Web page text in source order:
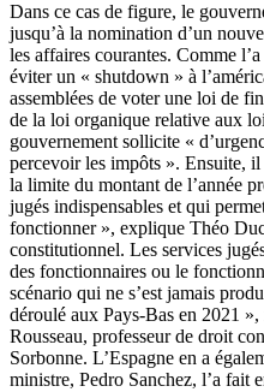
Dans ce cas de figure, le
jusqu’à la nomination d’un
les affaires courantes. Comme
éviter un « shutdown » à
assemblées de voter une loi de
de la loi organique relative aux
gouvernement sollicite «
percevoir les impôts ». Ensuite,
la limite du montant de l’année
jugés indispensables et qui
fonctionner », explique Théo
constitutionnel. Les services
des fonctionnaires ou le
scénario qui ne s’est jamais
déroulé aux Pays-Bas en 2021
Rousseau, professeur de droit
Sorbonne. L’Espagne en a
ministre, Pedro Sanchez, l’a fait